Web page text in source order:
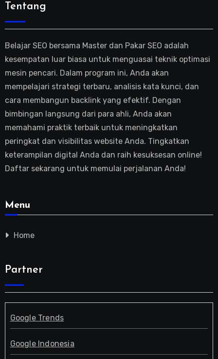
Tentang
Belajar SEO bersama Master dan Pakar SEO adalah
kesempatan luar biasa untuk menguasai teknik optimasi
mesin pencari. Dalam program ini, Anda akan
mempelajari strategi terbaru, analisis kata kunci, dan
cara membangun backlink yang efektif. Dengan
bimbingan langsung dari para ahli, Anda akan
memahami praktik terbaik untuk meningkatkan
peringkat dan visibilitas website Anda. Tingkatkan
keterampilan digital Anda dan raih kesuksesan online!
Daftar sekarang untuk memulai perjalanan Anda!
Menu
Home
Partner
Google Trends
Google Indonesia